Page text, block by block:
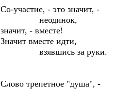
Со-участие, - это значит, -
неодинок,
значит, - вместе!
Значит вместе идти,
взявшись за руки.
Слово трепетное "душа", -